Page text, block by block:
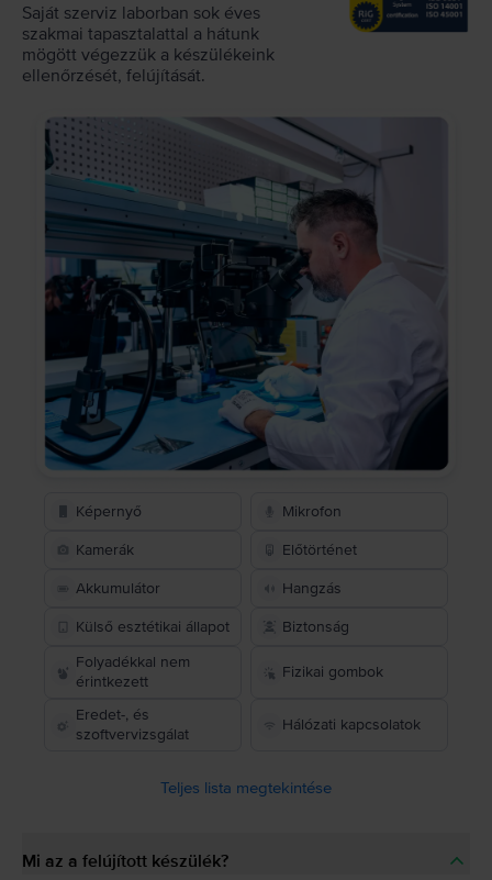
Saját szerviz laborban sok éves
szakmai tapasztalattal a hátunk
mögött végezzük a készülékeink
ellenőrzését, felújítását.
Képernyő Mikrofon
Kamerák Előtörténet
Akkumulátor Hangzás
Külső esztétikai állapot
Biztonság
Folyadékkal nem
érintkezett
Fizikai gombok
Eredet-, és
szoftvervizsgálat
Hálózati kapcsolatok
Teljes lista megtekintése
Mi az a felújított készülék?